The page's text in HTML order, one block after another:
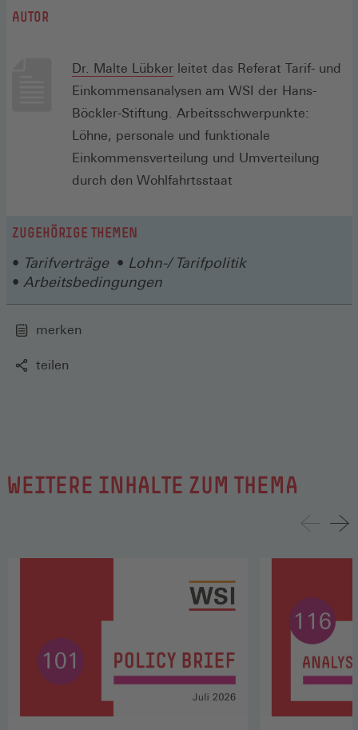
AUTOR
Dr. Malte Lübker leitet das Referat Tarif- und
Einkommensanalysen am WSI der Hans-
Böckler-Stiftung. Arbeitsschwerpunkte:
Löhne, personale und funktionale
Einkommensverteilung und Umverteilung
durch den Wohlfahrtsstaat
ZUGEHÖRIGE THEMEN
Tarifverträge
Lohn-/ Tarifpolitik
Arbeitsbedingungen
merken
teilen
WEITERE INHALTE ZUM THEMA